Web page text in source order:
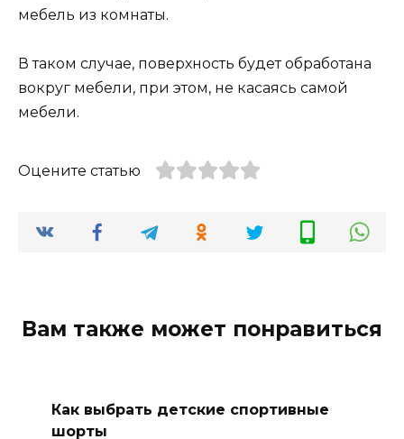
мебель из комнаты.
В таком случае, поверхность будет обработана
вокруг мебели, при этом, не касаясь самой
мебели.
Оцените статью
Вам также может понравиться
Как выбрать детские спортивные
шорты